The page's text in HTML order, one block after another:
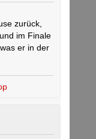
zurück,
im Finale
er in der